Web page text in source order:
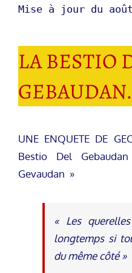
Mise à jour du
LA BESTIO
UNE ENQUETE DE
Bestio Del
Gevaudan »
« Les
longtemps si
du même côté »